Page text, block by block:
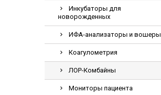
Инкубаторы для
новорожденных
ИФА-анализаторы и вошеры
Коагулометрия
ЛОР-Комбайны
Мониторы пациента